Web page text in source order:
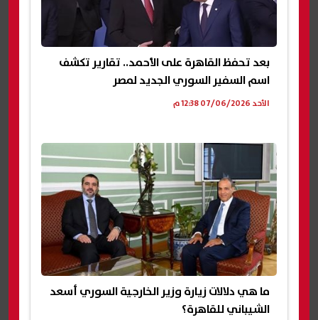
بعد تحفظ القاهرة على الأحمد.. تقارير تكشف
اسم السفير السوري الجديد لمصر
الأحد 07/06/2026 12:38 م
ما هي دلالات زيارة وزير الخارجية السوري أسعد
الشيباني للقاهرة؟